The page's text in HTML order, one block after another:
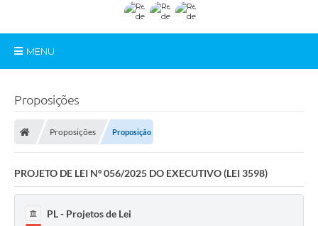
MENU
Legislação
Proposições
Proposições Proposição
PROJETO DE LEI Nº 056/2025 DO EXECUTIVO (LEI 3598)
PL - Projetos de Lei